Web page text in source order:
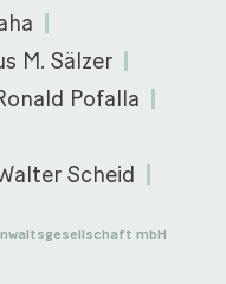
M. Sälzer
Pofalla
Scheid
mbH